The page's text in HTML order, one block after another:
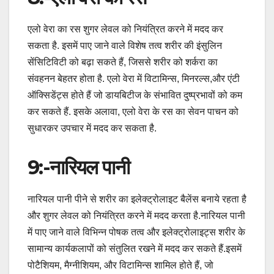
एलो वेरा का रस शुगर लेवल को नियंत्रित करने में मदद कर
सकता है. इसमें पाए जाने वाले विशेष तत्व शरीर की इंसुलिन
सेंसिटिविटी को बढ़ा सकते हैं, जिससे शरीर को शर्करा का
संवहनन बेहतर होता है. एलो वेरा में विटामिन्स, मिनरल्स,और एंटी
ऑक्सिडेंट्स होते हैं जो डायबिटीज के संभावित दुष्प्रभावों को कम
कर सकते हैं. इसके अलावा, एलो वेरा के रस का सेवन पाचन को
सुधारकर उपचार में मदद कर सकता है.
9:-नारियल पानी
नारियल पानी पीने से शरीर का इलेक्ट्रोलाइट बैलेंस बनाये रहता है
और शुगर लेवल को नियंत्रित करने में मदद करता है.नारियल पानी
में पाए जाने वाले विभिन्न पोषक तत्व और इलेक्ट्रोलाइट्स शरीर के
सामान्य कार्यकलापों को संतुलित रखने में मदद कर सकते हैं.इसमें
पोटैशियम, मैग्नीशियम, और विटामिन्स शामिल होते हैं, जो